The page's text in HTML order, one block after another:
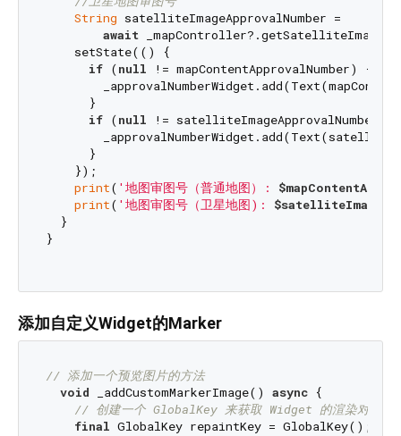
String satelliteImageApprovalNumber =
await
    setState(() {
if (null != mapContentApprovalNumber) {
      }
if (null != satelliteImageApprovalNumber) {
      }
    });
print( '地图审图号（普通地图）:
print( '地图审图号（卫星地图):
  }
}
添加自定义Widget的Marker
// 添加一个预览图片的方法
void _addCustomMarkerImage() async {
// 创建一个 GlobalKey 来获取 Widget 的渲染对象
final GlobalKey repaintKey = GlobalKey();